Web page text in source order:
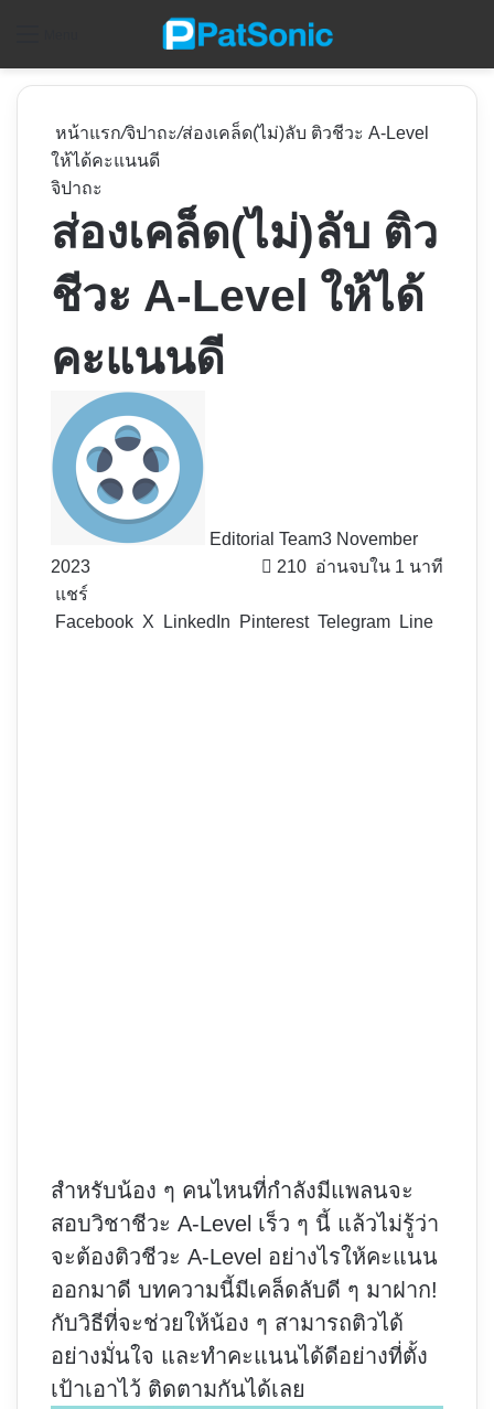
หน้าแรก/จิปาถะ/ส่องเคล็ด(ไม่)ลับ ติวชีวะ A-Level
ให้ได้คะแนนดี
จิปาถะ
ส่องเคล็ด(ไม่)ลับ ติว
ชีวะ A-Level ให้ได้
คะแนนดี
Editorial Team3 November
2023
210 อ่านจบใน 1 นาที
แชร์
Facebook X LinkedIn Pinterest Telegram Line
สำหรับน้อง ๆ คนไหนที่กำลังมีแพลนจะ
สอบวิชาชีวะ A-Level เร็ว ๆ นี้ แล้วไม่รู้ว่า
จะต้องติวชีวะ A-Level อย่างไรให้คะแนน
ออกมาดี บทความนี้มีเคล็ดลับดี ๆ มาฝาก!
กับวิธีที่จะช่วยให้น้อง ๆ สามารถติวได้
อย่างมั่นใจ และทำคะแนนได้ดีอย่างที่ตั้ง
เป้าเอาไว้ ติดตามกันได้เลย